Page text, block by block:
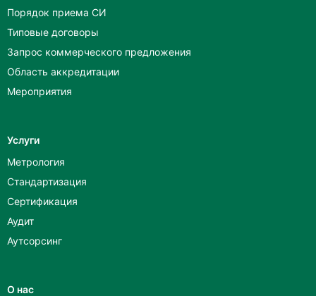
Порядок приема СИ
Типовые договоры
Запрос коммерческого предложения
Область аккредитации
Мероприятия
Услуги
Метрология
Стандартизация
Сертификация
Аудит
Аутсорсинг
О нас